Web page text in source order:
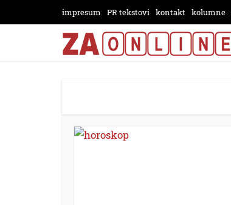
impresum PR tekstovi kontakt kolumne